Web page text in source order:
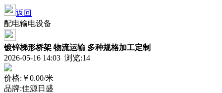
返回
配电输电设备
镀锌梯形桥架 物流运输 多种规格加工定制
2026-05-16 14:03 浏览:14
价格: ￥0.00/米
品牌:佳源日盛